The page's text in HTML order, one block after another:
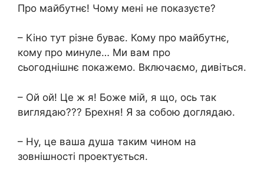
Про майбутнє! Чому мені не показуєте?
– Кіно тут різне буває. Кому про майбутнє,
кому про минуле… Ми вам про
сьогоднішнє покажемо. Включаємо, дивіться.
– Ой ой! Це ж я! Боже мій, я що, ось так
виглядаю??? Брехня! Я за собою доглядаю.
– Ну, це ваша душа таким чином на
зовнішності проектується.